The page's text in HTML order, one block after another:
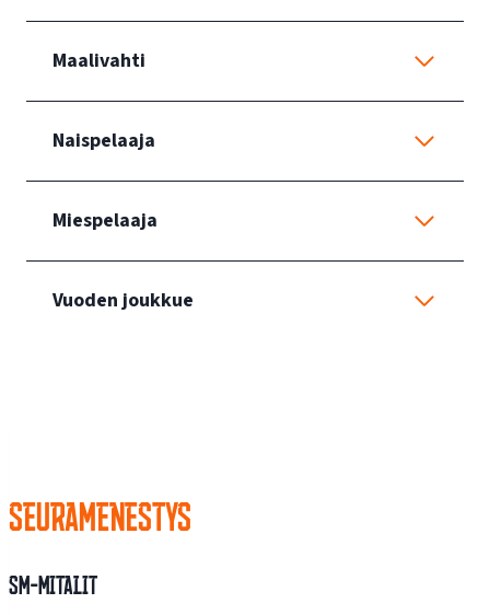
Maalivahti
Naispelaaja
Miespelaaja
Vuoden joukkue
SEURAMENESTYS
SM-mitalit